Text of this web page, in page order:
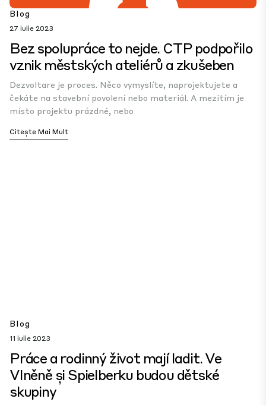
Blog
27 iulie 2023
Bez spolupráce to nejde. CTP podpořilo
vznik městských ateliérů a zkušeben
Dezvoltare je proces. Něco vymyslíte, naprojektujete a
čekáte na stavební povolení nebo materiál. A mezitím je
místo projektu prázdné, nebo
Citește Mai Mult
Blog
11 iulie 2023
Práce a rodinný život mají ladit. Ve
Vlněně și Spielberku budou dětské
skupiny